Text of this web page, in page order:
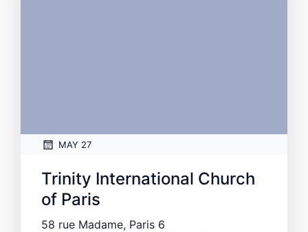
MAY 27
Trinity International Church
of Paris
58 rue Madame, Paris 6